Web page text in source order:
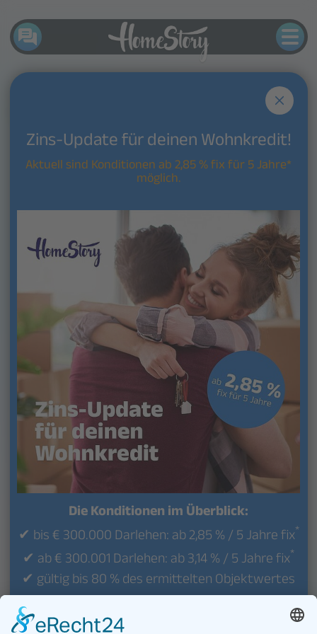
Kauf Neubau
Bauvorhaben
Vorsorgewohnung
Umschulden
Beratung
Hier gibt es nichts zu
sehen.
Aber du kannst dich ganz
unverbindlich von uns beraten
lassen oder unsere einfachen
digitalen Tools zum Rechnen,
Vergleichen oder Finanzieren
nutzen.
Jetzt starten
Zins-Update für deinen Wohnkredit!
Aktuell sind Konditionen ab 2,85 % fix für 5 Jahre*
möglich.
Die Konditionen im Überblick:
✔ bis € 300.000 Darlehen: ab 2,85 % / 5 Jahre fix*
✔ ab € 300.001 Darlehen: ab 3,14 % / 5 Jahre fix*
✔ gültig bis 80 % des ermittelten Objektwertes
zum Wohnkreditrechner